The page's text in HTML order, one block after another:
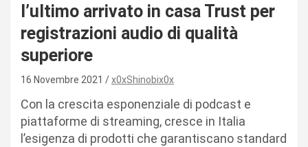
l’ultimo arrivato in casa Trust per
registrazioni audio di qualità
superiore
16 Novembre 2021 x0xShinobix0x
Con la crescita esponenziale di podcast e
piattaforme di streaming, cresce in Italia
l’esigenza di prodotti che garantiscano standard